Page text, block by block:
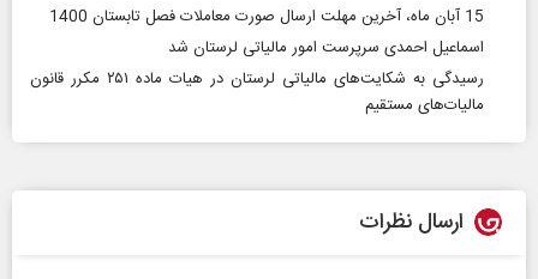
15 آبان ماه، آخرین مهلت ارسال صورت معاملات فصل تابستان 1400
اسماعیل احمدی سرپرست امور مالیاتی لرستان شد
رسیدگی به شکایت‌های مالیاتی لرستان در هیات ماده ۲۵۱ مکرر قانون
مالیات‌های مستقیم
ارسال نظرات